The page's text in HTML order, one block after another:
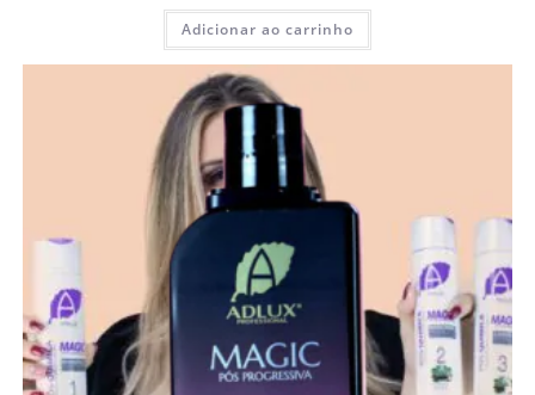
Adicionar ao carrinho